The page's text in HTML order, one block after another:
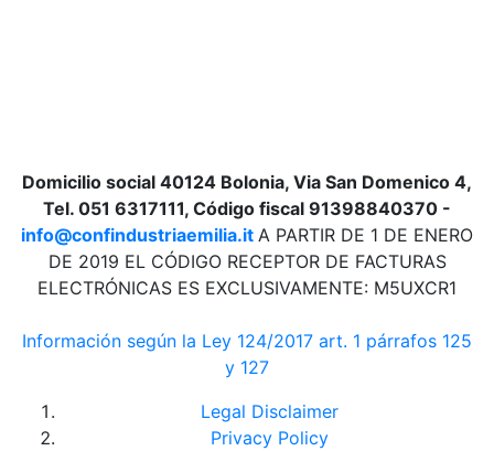
Domicilio social 40124 Bolonia, Via San Domenico 4,
Tel. 051 6317111, Código fiscal 91398840370 -
info@confindustriaemilia.it A PARTIR DE 1 DE ENERO
DE 2019 EL CÓDIGO RECEPTOR DE FACTURAS
ELECTRÓNICAS ES EXCLUSIVAMENTE: M5UXCR1
Información según la Ley 124/2017 art. 1 párrafos 125
y 127
Legal Disclaimer
Privacy Policy